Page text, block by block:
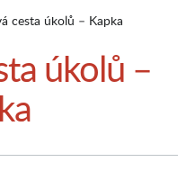
cesta úkolů – Kapka
úkolů –